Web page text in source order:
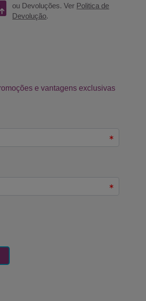
ou Devoluções. Ver Politica de
Devolução.